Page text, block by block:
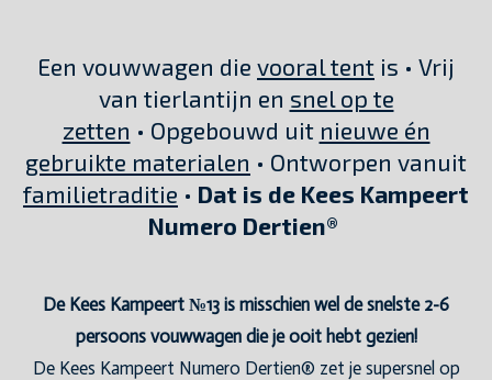
Een vouwwagen die vooral tent is • Vrij
van tierlantijn en snel op te
zetten • Opgebouwd uit nieuwe én
gebruikte materialen • Ontworpen vanuit
familietraditie • Dat is de Kees Kampeert
Numero Dertien®
De Kees Kampeert №13 is misschien wel de snelste 2-6
persoons vouwwagen die je ooit hebt gezien!
De Kees Kampeert Numero Dertien® zet je supersnel op